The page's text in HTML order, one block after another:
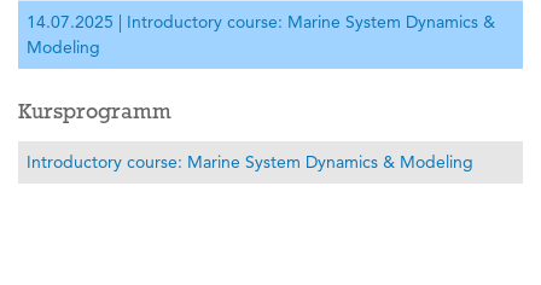
14.07.2025 | Introductory course: Marine System Dynamics &
Modeling
Kursprogramm
Introductory course: Marine System Dynamics & Modeling